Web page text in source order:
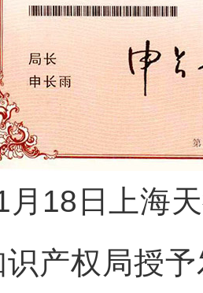
月18日上海
产权局授